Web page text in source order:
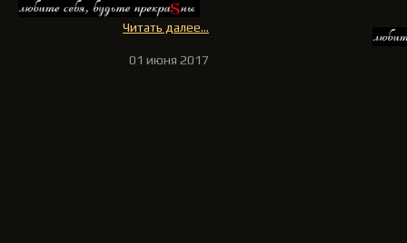
Читать далее...
01 июня 2017